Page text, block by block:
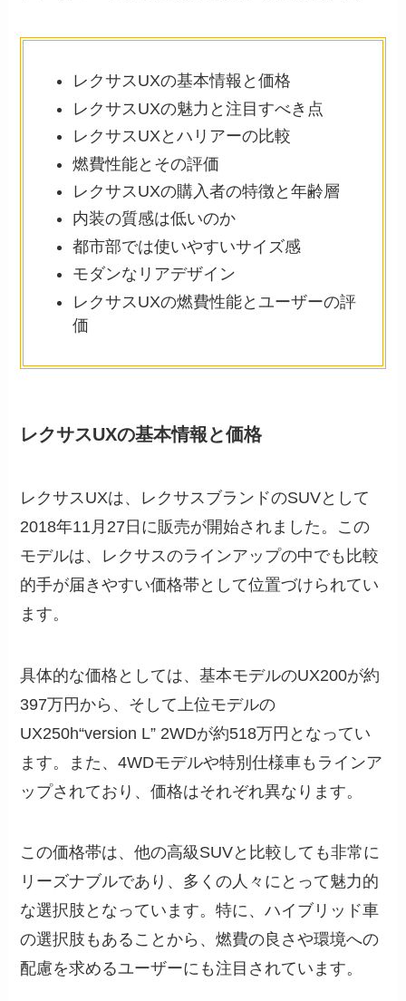
レクサスUXの基本情報と価格
レクサスUXの魅力と注目すべき点
レクサスUXとハリアーの比較
燃費性能とその評価
レクサスUXの購入者の特徴と年齢層
内装の質感は低いのか
都市部では使いやすいサイズ感
モダンなリアデザイン
レクサスUXの燃費性能とユーザーの評
価
レクサスUXの基本情報と価格
レクサスUXは、レクサスブランドのSUVとして
2018年11月27日に販売が開始されました。この
モデルは、レクサスのラインアップの中でも比較
的手が届きやすい価格帯として位置づけられてい
ます。
具体的な価格としては、基本モデルのUX200が約
397万円から、そして上位モデルの
UX250h“version L” 2WDが約518万円となってい
ます。また、4WDモデルや特別仕様車もラインア
ップされており、価格はそれぞれ異なります。
この価格帯は、他の高級SUVと比較しても非常に
リーズナブルであり、多くの人々にとって魅力的
な選択肢となっています。特に、ハイブリッド車
の選択肢もあることから、燃費の良さや環境への
配慮を求めるユーザーにも注目されています。